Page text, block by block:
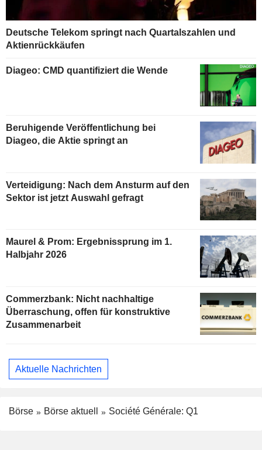
Deutsche Telekom springt nach Quartalszahlen und
Aktienrückkäufen
Diageo: CMD quantifiziert die Wende
Beruhigende Veröffentlichung bei
Diageo, die Aktie springt an
Verteidigung: Nach dem Ansturm auf den
Sektor ist jetzt Auswahl gefragt
Maurel & Prom: Ergebnissprung im 1.
Halbjahr 2026
Commerzbank: Nicht nachhaltige
Überraschung, offen für konstruktive
Zusammenarbeit
Aktuelle Nachrichten
Börse Börse aktuell Société Générale: Q1